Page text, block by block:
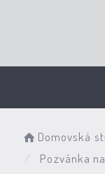
Domovská
Pozvánka